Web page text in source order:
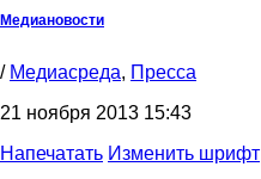
Медиановости
/ Медиасреда, Пресса
21 ноября 2013 15:43
Напечатать Изменить шрифт